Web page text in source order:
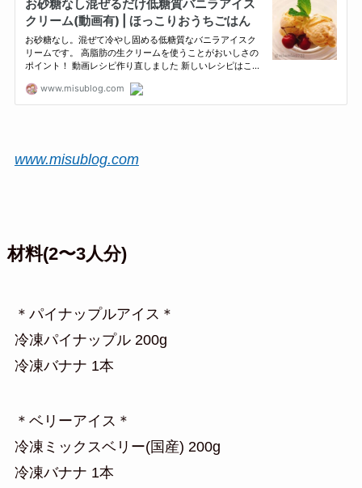
www.misublog.com
材料(2〜3人分)
＊パイナップルアイス＊
冷凍パイナップル 200g
冷凍バナナ 1本
＊ベリーアイス＊
冷凍ミックスベリー(国産) 200g
冷凍バナナ 1本